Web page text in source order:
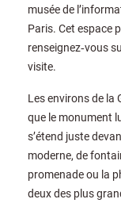
musée de
Paris. Cet espace
renseignez‑vous
visite.
Les environs de
que le monument
s’étend juste
moderne, de
promenade ou la
deux des plus